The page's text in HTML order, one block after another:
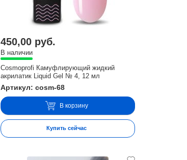
450,00 руб.
В наличии
Cosmoprofi Камуфлирующий жидкий
акрилатик Liquid Gel № 4, 12 мл
Артикул: cosm-68
В корзину
Купить сейчас